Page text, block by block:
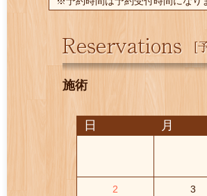
施術
日 月
2 3